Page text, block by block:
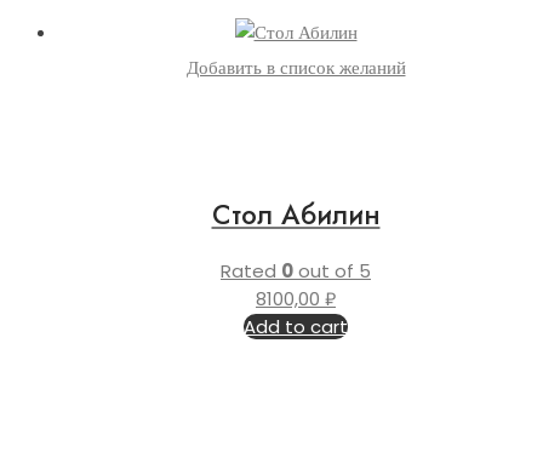
Добавить в список желаний
Стол Абилин
Rated 0out of 5
8100,00 ₽
Add to cart